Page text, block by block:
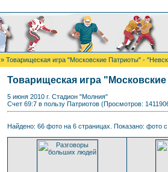
» Товарищеская игра "Московские Патриоты" -
Товарищеская игра
5 июня 2010 г. Стадион "Молния"
Счет 69:7 в пользу Патриотов (Просмотров:
Найдено: 66 фото на 6 страницах. Показано: фото